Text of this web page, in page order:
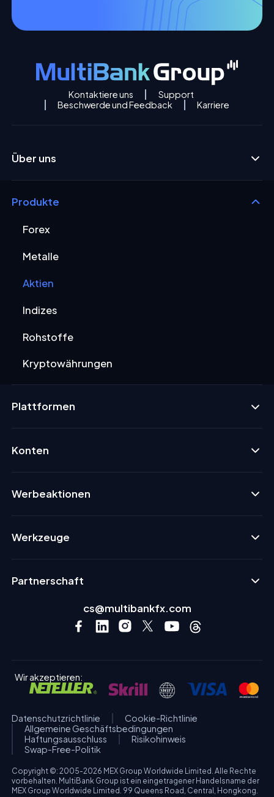
Kontaktiere uns
Support
Beschwerde und Feedback
Karriere
Über uns
Produkte
Forex
Metalle
Aktien
Indizes
Rohstoffe
Kryptowährungen
Plattformen
Konten
Werbeaktionen
Werkzeuge
Partnerschaft
cs@multibankfx.com
Wir akzeptieren:
Datenschutzrichtlinie
Cookie-Richtlinie
Allgemeine Geschäftsbedingungen
Haftungsausschluss
Risikohinweis
Swap-Free-Politik
Copyright ©: 2005-2026 MEX Group Worldwide Limited. Alle Rechte
vorbehalten. MultiBank Group ist ein eingetragener Handelsname der
MEX Group Worldwide Limited. 99 Queens Road, Central, Hongkong.